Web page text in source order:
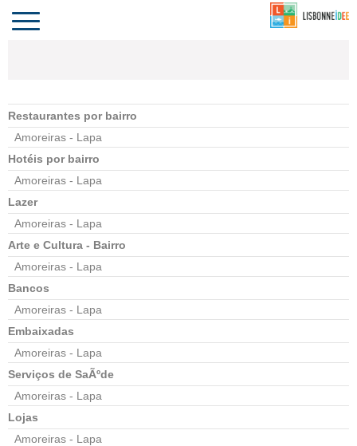
PORTUGAL
Toggle
navigation
Restaurantes por bairro
Amoreiras - Lapa
Hotéis por bairro
Amoreiras - Lapa
Lazer
Amoreiras - Lapa
Arte e Cultura - Bairro
Amoreiras - Lapa
Bancos
Amoreiras - Lapa
Embaixadas
Amoreiras - Lapa
Serviços de SaÃºde
Amoreiras - Lapa
Lojas
Amoreiras - Lapa